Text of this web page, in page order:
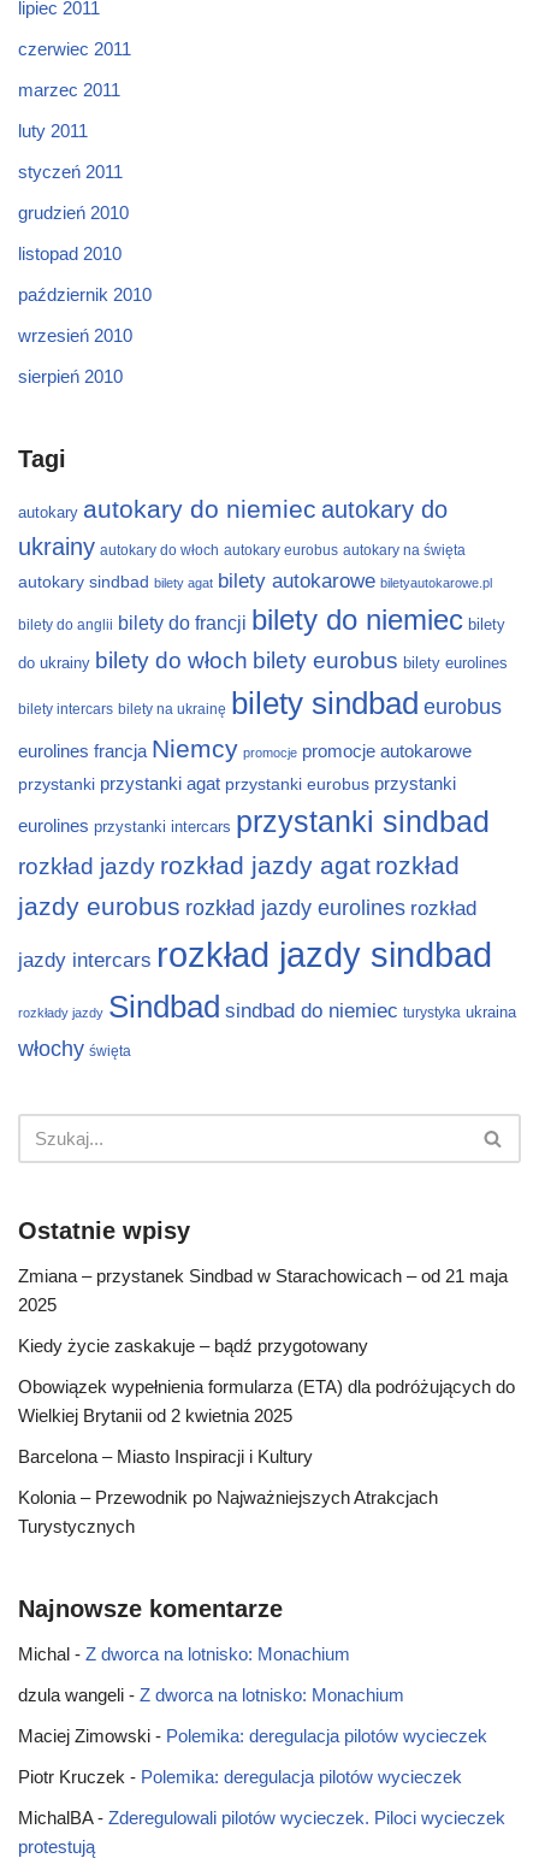
lipiec 2011
czerwiec 2011
marzec 2011
luty 2011
styczeń 2011
grudzień 2010
listopad 2010
październik 2010
wrzesień 2010
sierpień 2010
Tagi
autokary autokary do niemiec autokary do
ukrainy autokary do włoch autokary eurobus autokary na święta
autokary sindbad bilety agat bilety autokarowe biletyautokarowe.pl
bilety do anglii bilety do francji bilety do niemiec bilety
do ukrainy bilety do włoch bilety eurobus bilety eurolines
bilety intercars bilety na ukrainę bilety sindbad eurobus
eurolines francja Niemcy promocje promocje autokarowe
przystanki przystanki agat przystanki eurobus przystanki
eurolines przystanki intercars przystanki sindbad
rozkład jazdy rozkład jazdy agat rozkład
jazdy eurobus rozkład jazdy eurolines rozkład
jazdy intercars rozkład jazdy sindbad
rozkłady jazdy Sindbad sindbad do niemiec turystyka ukraina
włochy święta
Ostatnie wpisy
Zmiana – przystanek Sindbad w Starachowicach – od 21 maja
2025
Kiedy życie zaskakuje – bądź przygotowany
Obowiązek wypełnienia formularza (ETA) dla podróżujących do
Wielkiej Brytanii od 2 kwietnia 2025
Barcelona – Miasto Inspiracji i Kultury
Kolonia – Przewodnik po Najważniejszych Atrakcjach
Turystycznych
Najnowsze komentarze
Michal - Z dworca na lotnisko: Monachium
dzula wangeli - Z dworca na lotnisko: Monachium
Maciej Zimowski - Polemika: deregulacja pilotów wycieczek
Piotr Kruczek - Polemika: deregulacja pilotów wycieczek
MichalBA- Zderegulowali pilotów wycieczek. Piloci wycieczek
protestują